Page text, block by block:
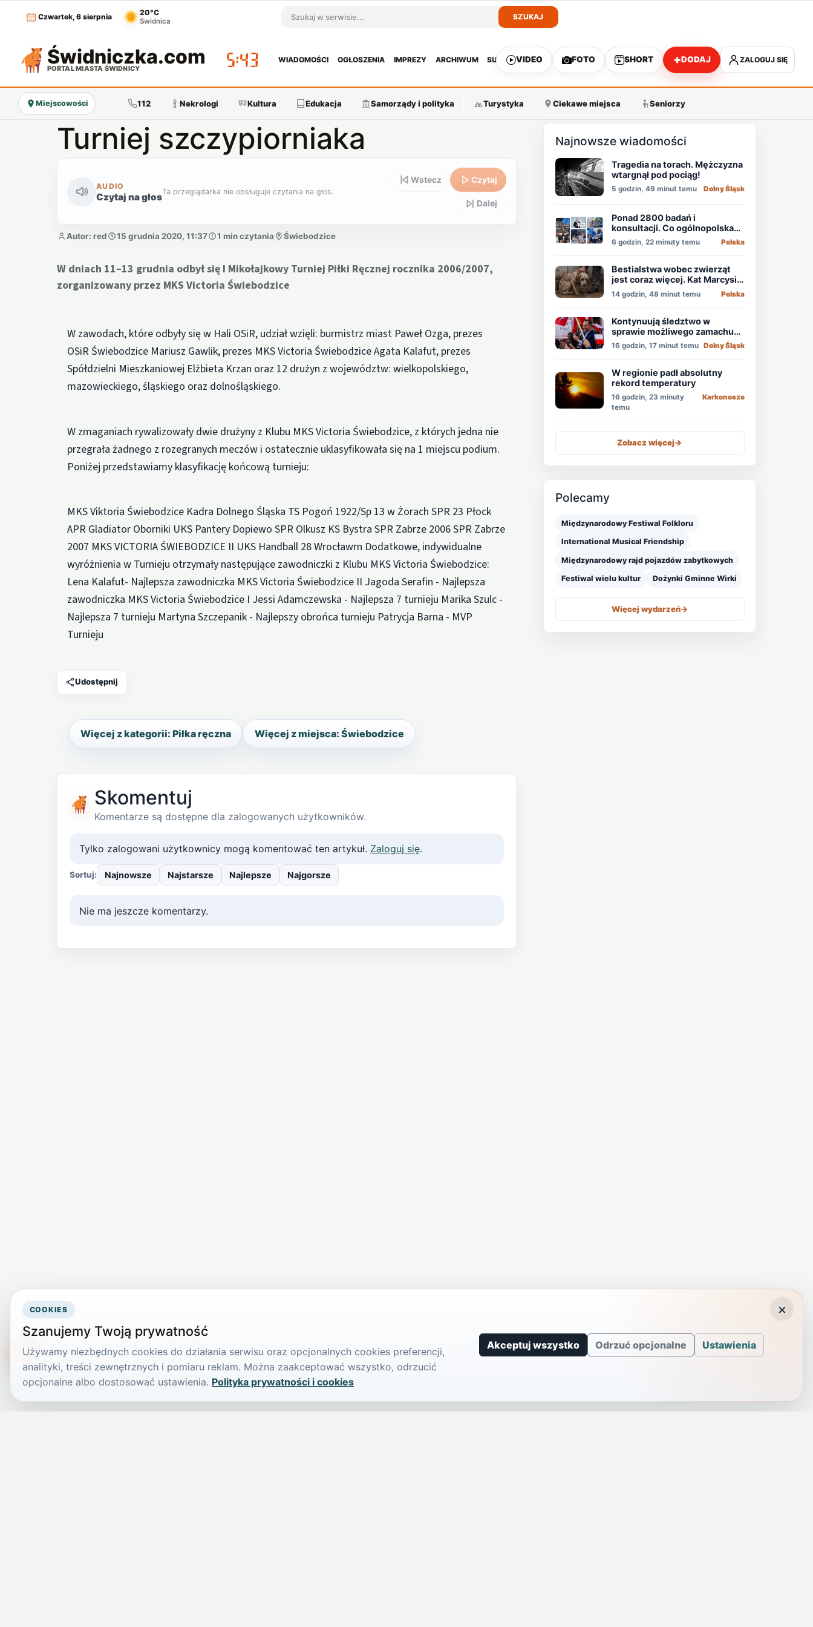
Czwartek, 6 sierpnia
20°C
Świdnica Szukaj w serwisie
SZUKAJ
Świdniczka.com
PORTAL MIASTA ŚWIDNICY 05:43
WIADOMOŚCI OGŁOSZENIA IMPREZY ARCHIWUM SUBSKRYPCJA
VIDEO FOTO SHORT +DODAJ ZALOGUJ SIĘ
Miejscowości 112 Nekrologi Kultura Edukacja Samorządy i polityka Turystyka Ciekawe miejsca Seniorzy
Turniej szczypiorniaka
AUDIO
Czytaj na głosTa przeglądarka nie obsługuje czytania na głos.
Wstecz Czytaj
Dalej
Autor: red 15 grudnia 2020, 11:37 1 min czytania Świebodzice
W dniach 11–13 grudnia odbył się I Mikołajkowy Turniej Piłki Ręcznej rocznika 2006/2007,
zorganizowany przez MKS Victoria Świebodzice
W zawodach, które odbyły się w Hali OSiR, udział wzięli: burmistrz miast Paweł Ozga, prezes
OSiR Świebodzice Mariusz Gawlik, prezes MKS Victoria Świebodzice Agata Kalafut, prezes
Spółdzielni Mieszkaniowej Elżbieta Krzan oraz 12 drużyn z województw: wielkopolskiego,
mazowieckiego, śląskiego oraz dolnośląskiego.
W zmaganiach rywalizowały dwie drużyny z Klubu MKS Victoria Świebodzice, z których jedna nie
przegrała żadnego z rozegranych meczów i ostatecznie uklasyfikowała się na 1 miejscu podium.
Poniżej przedstawiamy klasyfikację końcową turnieju:
MKS Viktoria Świebodzice Kadra Dolnego Śląska TS Pogoń 1922/Sp 13 w Żorach SPR 23 Płock
APR Gladiator Oborniki UKS Pantery Dopiewo SPR Olkusz KS Bystra SPR Zabrze 2006 SPR Zabrze
2007 MKS VICTORIA ŚWIEBODZICE II UKS Handball 28 Wrocławrn Dodatkowe, indywidualne
wyróżnienia w Turnieju otrzymały następujące zawodniczki z Klubu MKS Victoria Świebodzice:
Lena Kalafut- Najlepsza zawodniczka MKS Victoria Świebodzice II Jagoda Serafin - Najlepsza
zawodniczka MKS Victoria Świebodzice I Jessi Adamczewska - Najlepsza 7 turnieju Marika Szulc -
Najlepsza 7 turnieju Martyna Szczepanik - Najlepszy obrońca turnieju Patrycja Barna - MVP
Turnieju
Udostępnij
Więcej z kategorii: Piłka ręczna Więcej z miejsca: Świebodzice
Skomentuj
Komentarze są dostępne dla zalogowanych użytkowników.
Tylko zalogowani użytkownicy mogą komentować ten artykuł. Zaloguj się.
Sortuj: Najnowsze Najstarsze Najlepsze Najgorsze
Nie ma jeszcze komentarzy.
Najnowsze wiadomości
Tragedia na torach. Mężczyzna
wtargnął pod pociąg!
5 godzin, 49 minut temu Dolny Śląsk
Ponad 2800 badań i
konsultacji. Co ogólnopolska
akcja pokazała o zdrowiu
mężczyzn?
6 godzin, 22 minuty temu Polska
Bestialstwa wobec zwierząt
jest coraz więcej. Kat Marcysia
usłyszał wyrok
14 godzin, 48 minut temu Polska
Kontynuują śledztwo w
sprawie możliwego zamachu
na obecnego prezydenta
Nawrockiego
16 godzin, 17 minut temu Dolny Śląsk
W regionie padł absolutny
rekord temperatury
16 godzin, 23 minuty
temu
Karkonosze
Zobacz więcej->
Polecamy
Międzynarodowy Festiwal Folkloru
International Musical Friendship
Międzynarodowy rajd pojazdów zabytkowych
Festiwal wielu kultur Dożynki Gminne Wirki
Więcej wydarzeń->
COOKIES
Szanujemy Twoją prywatność
Używamy niezbędnych cookies do działania serwisu oraz opcjonalnych cookies preferencji,
analityki, treści zewnętrznych i pomiaru reklam. Można zaakceptować wszystko, odrzucić
opcjonalne albo dostosować ustawienia. Polityka prywatności i cookies
Akceptuj wszystko Odrzuć opcjonalne Ustawienia
×
TikTokowa Jelonka